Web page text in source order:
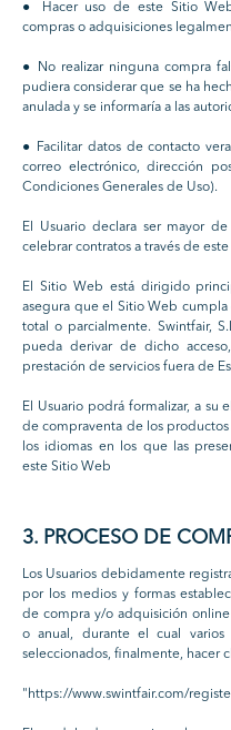
● Hacer uso de este Sitio
compras o adquisiciones
● No realizar ninguna compra
pudiera considerar que se ha
anulada y se informaría a las
● Facilitar datos de contacto
correo electrónico, dirección
Condiciones Generales de Uso).
El Usuario declara ser mayor
celebrar contratos a través de
El Sitio Web está dirigido
asegura que el Sitio Web cumpla
total o parcialmente. Swintfair,
pueda derivar de dicho
prestación de servicios fuera de
El Usuario podrá formalizar, a su
de compraventa de los
los idiomas en los que las
este Sitio Web
3. PROCESO DE
Los Usuarios debidamente
por los medios y formas
de compra y/o adquisición online
o anual, durante el cual
seleccionados, finalmente, hacer
"https://www.swintfair.com/